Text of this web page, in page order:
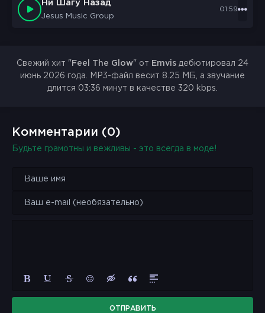
Ни Шагу Назад
Jesus Music Group
01:59
Свежий хит " Feel The Glow" от Emvis дебютировал 24
июнь 2026 года. MP3-файл весит 8.25 МБ, а звучание
длится 03:36 минут в качестве 320 kbps.
Комментарии (0)
Будьте грамотны и вежливы - это всегда в моде!
ОТПРАВИТЬ